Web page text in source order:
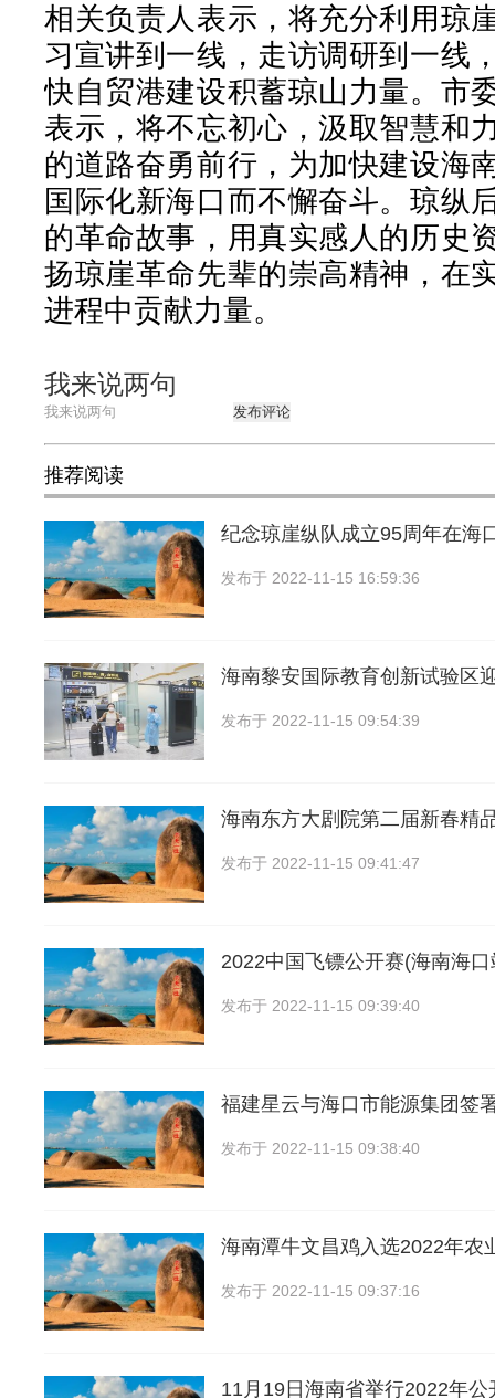
相关负责人表示，将充分利用琼
习宣讲到一线，走访调研到一线
快自贸港建设积蓄琼山力量。市
表示，将不忘初心，汲取智慧和
的道路奋勇前行，为加快建设海
国际化新海口而不懈奋斗。琼纵
的革命故事，用真实感人的历史
扬琼崖革命先辈的崇高精神，在
进程中贡献力量。
我来说两句
发布评论
推荐阅读
纪念琼崖纵队成立95周年在海
发布于 2022-11-15 16:59:36
海南黎安国际教育创新试验区
发布于 2022-11-15 09:54:39
海南东方大剧院第二届新春精
发布于 2022-11-15 09:41:47
2022中国飞镖公开赛(海南海
发布于 2022-11-15 09:39:40
福建星云与海口市能源集团签
发布于 2022-11-15 09:38:40
海南潭牛文昌鸡入选2022年农
发布于 2022-11-15 09:37:16
11月19日海南省举行2022年